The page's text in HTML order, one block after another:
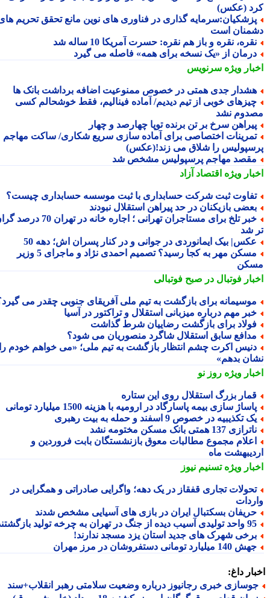
(عکس)
گذاری در فناوری های نوین مانع تحقق تحریم های
است
نقره و باز هم نقره: حسرت آمریکا 10 ساله شد
از «یک نسخه برای همه» فاصله می گیرد
ویژهسرنویس
جدی همتی در خصوص ممنوعیت اضافه برداشت بانک ها
خوبی از تیم دیدیم/ آماده فینالیم، فقط خوشحالم کسی
نشد
سرخ بر تن برنده توپا چهارصد و چهار
اختصاصی برای آماده سازی سریع شکاری/ ساکت مهاجم
را شلاق می زند!(عکس)
مهاجم پرسپولیس مشخص شد
ویژهاقتصاد آزاد
ثبت شرکت حسابداری با ثبت موسسه حسابداری چیست؟
بازیکنان در حد پیراهن استقلال نبودند
خبر تلخ برای مستاجران تهرانی ؛ اجاره خانه در تهران 70 درصد گران
شد
بیک ایمانوردی در جوانی و در کنار پسران اش؛ دهه 50
مسکن مهر به کجا رسید؟ تصمیم احمدی نژاد و ماجرای 5 وزیر
فوتبال در صبح فوتبالی
برای بازگشت به تیم ملی آفریقای جنوبی چقدر می گیرد؟
مهم درباره میزبانی استقلال و تراکتور در آسیا
برای بازگشت رضاییان شرط گذاشت
سابق استقلال شاگرد منصوریان می شود؟
اکرت چشم انتظار بازگشت به تیم ملی؛ «می خواهم خودم را
بدهم»
ویژهروز نو
بزرگ استقلال روی این ستاره
سازی بیمه پاسارگاد در ارومیه با هزینه 1500 میلیارد تومانی
تکذیبیه در خصوص 9 اسفند و حمله به بیت رهبری
137 همتی بانک مسکن مختومه نشد
مجموع مطالبات معوق بازنشستگان بابت فروردین و
ماه
ویژهتسنیم نیوز
تجاری قفقاز در یک دهه؛ واگرایی صادراتی و همگرایی در
بسکتبال ایران در بازی های آسیایی مشخص شدند
دیده از جنگ در تهران به چرخه تولید بازگشتند
شهرک های جدید استان یزد مسجد ندارند!
میلیارد تومانی دستفروشان در مرز مهران
داغ:
خبری رجانیوز درباره وضعیت سلامتی رهبر انقلاب+سند